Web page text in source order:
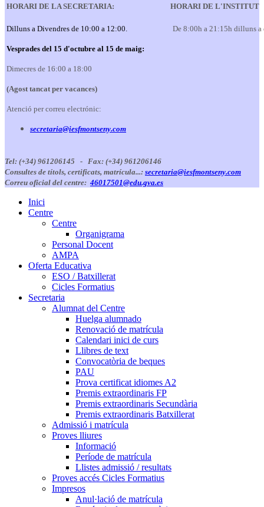
HORARI DE LA SECRETARIA: HORARI DE L'INSTITUT
Dilluns a Divendres de 10:00 a 12:00.
Vesprades del 15 d'octubre al 15 de maig:
Dimecres de 16:00 a 18:00
(Agost tancat per vacances)
Atenció per correu electrónic:
secretaria@iesfmontseny.com
De 8:00h a 21:15h dilluns a
Tel: (+34) 961206145 - Fax: (+34) 961206146
Consultes de títols, certificats, matrícula...: secretaria@iesfmontseny.com
Correu oficial del centre: 46017501@edu.gva.es
Inici
Centre
Centre
Organigrama
Personal Docent
AMPA
Oferta Educativa
ESO / Batxillerat
Cicles Formatius
Secretaria
Alumnat del Centre
Huelga alumnado
Renovació de matrícula
Calendari inici de curs
Llibres de text
Convocatòria de beques
PAU
Prova certificat idiomes A2
Premis extraordinaris FP
Premis extraordinaris Secundària
Premis extraordinaris Batxillerat
Admissió i matrícula
Proves lliures
Informació
Període de matrícula
Llistes admissió / resultats
Proves accés Cicles Formatius
Impresos
Anul·lació de matrícula